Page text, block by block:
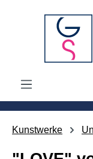
springen
Kunstwerke